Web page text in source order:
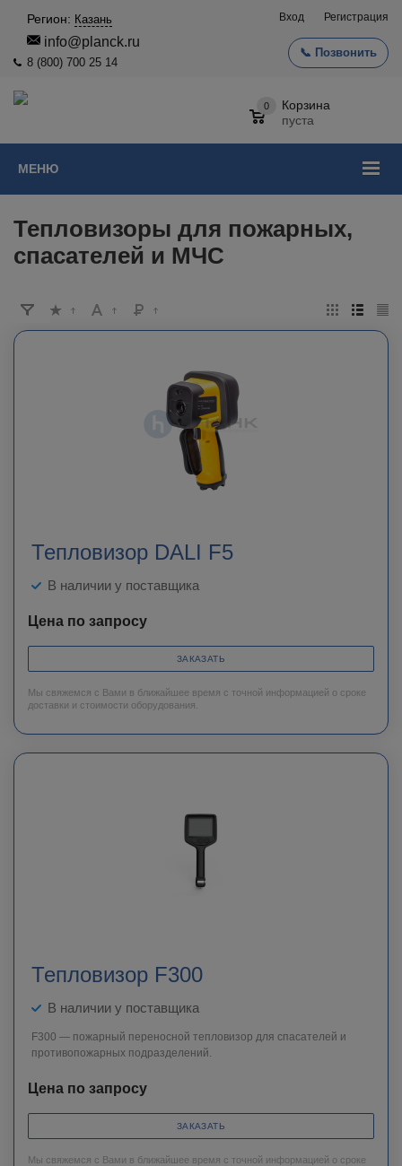
Регион: Казань
info@planck.ru
8 (800) 700 25 14
📞 Позвонить
Вход Регистрация
МЕНЮ
0
Корзина
пуста
Тепловизоры для пожарных,
спасателей и МЧС
Тепловизор DALI F5
В наличии у поставщика
Цена по запросу
ЗАКАЗАТЬ
Мы свяжемся с Вами в ближайшее время с точной информацией о сроке
доставки и стоимости оборудования.
Тепловизор F300
В наличии у поставщика
F300 — пожарный переносной тепловизор для спасателей и
противопожарных подразделений.
Цена по запросу
ЗАКАЗАТЬ
Мы свяжемся с Вами в ближайшее время с точной информацией о сроке